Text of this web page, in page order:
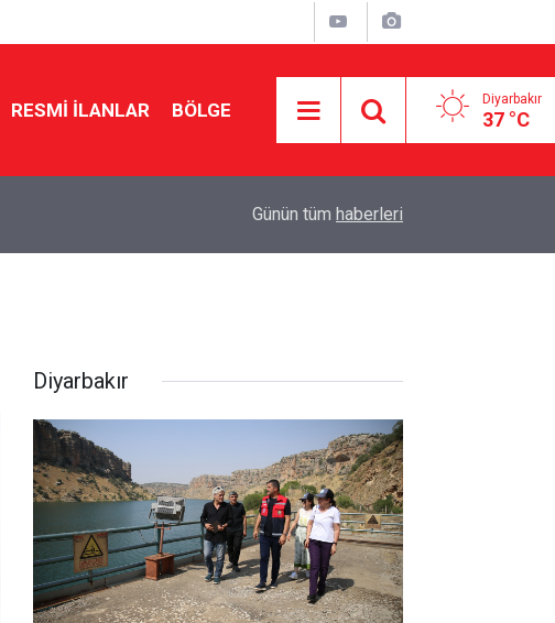
RESMI İLANLAR BÖLGE Diyarbakır
37 °C
Feti Yıldız: Çerçeve yasa 430’un üzerinde
Günün tüm haberleri
Diyarbakır